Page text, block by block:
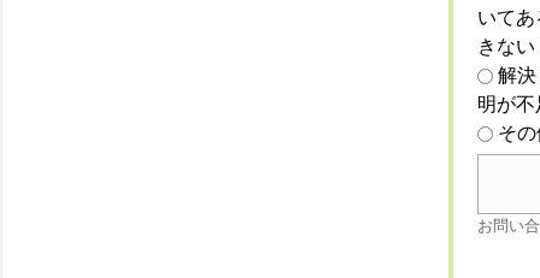
いて
きない
解
明が
そ
お問い